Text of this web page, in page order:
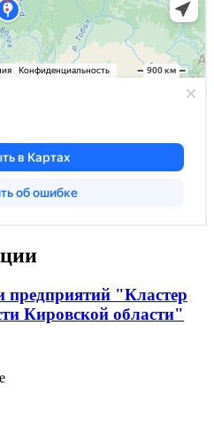
предприятий "Кластер
Кировской области"